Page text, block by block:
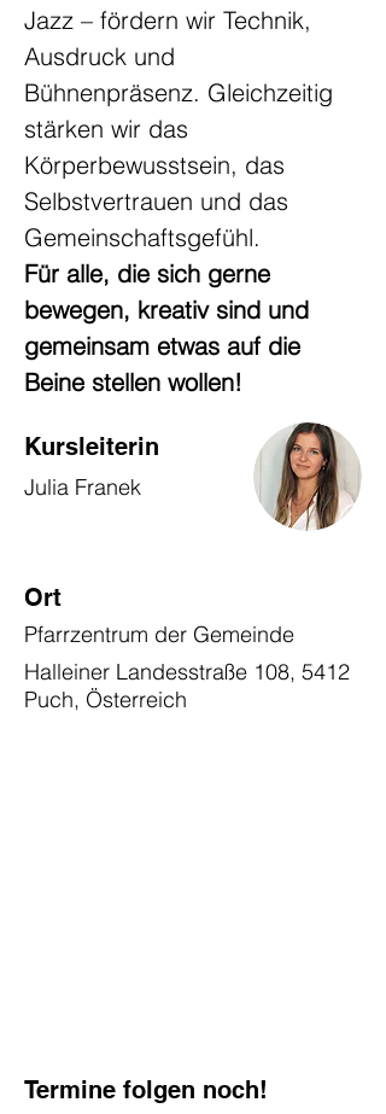
Jazz – fördern wir Technik,
Ausdruck und
Bühnenpräsenz. Gleichzeitig
stärken wir das
Körperbewusstsein, das
Selbstvertrauen und das
Gemeinschaftsgefühl.
Für alle, die sich gerne
bewegen, kreativ sind und
gemeinsam etwas auf die
Beine stellen wollen!
Kursleiterin
Julia Franek
Ort
Pfarrzentrum der Gemeinde
Halleiner Landesstraße 108, 5412
Puch, Österreich
Termine folgen noch!